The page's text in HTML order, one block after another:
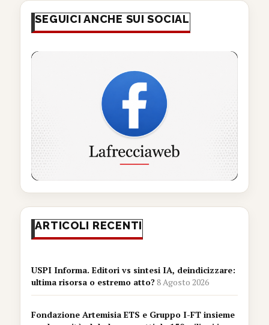
SEGUICI ANCHE SUI SOCIAL
ARTICOLI RECENTI
USPI Informa. Editori vs sintesi IA, deindicizzare:
ultima risorsa o estremo atto?8 Agosto 2026
Fondazione Artemisia ETS e Gruppo I-FT insieme